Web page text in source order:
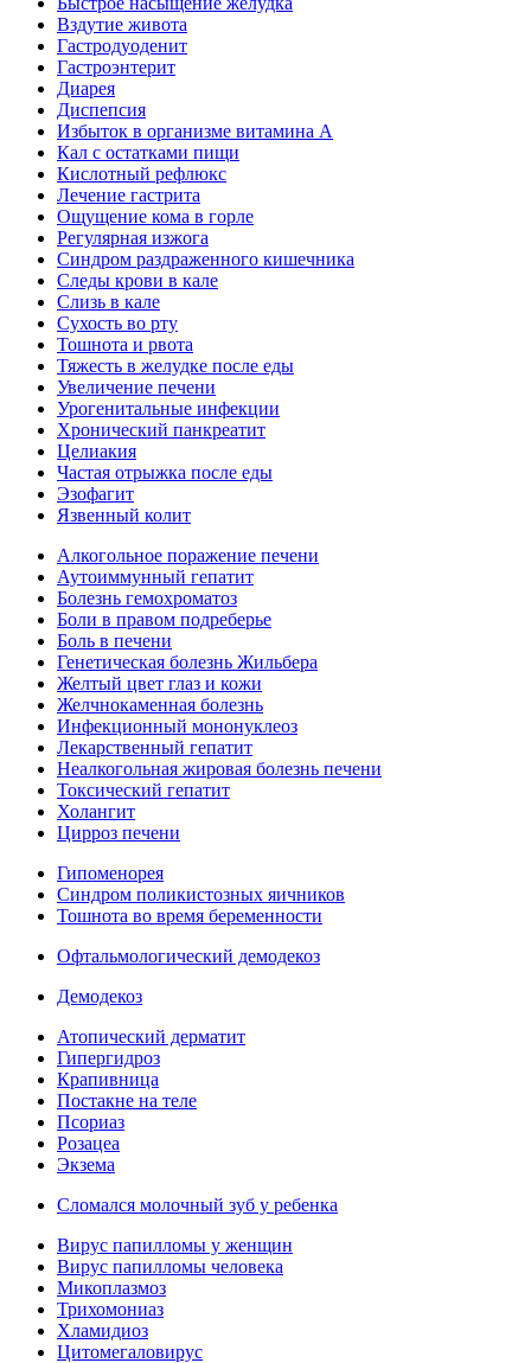
Вздутие живота
Гастродуоденит
Гастроэнтерит
Диарея
Диспепсия
Избыток в организме витамина А
Кал с остатками пищи
Кислотный рефлюкс
Лечение гастрита
Ощущение кома в горле
Регулярная изжога
Синдром раздраженного кишечника
Следы крови в кале
Слизь в кале
Сухость во рту
Тошнота и рвота
Тяжесть в желудке после еды
Увеличение печени
Урогенитальные инфекции
Хронический панкреатит
Целиакия
Частая отрыжка после еды
Эзофагит
Язвенный колит
Алкогольное поражение печени
Аутоиммунный гепатит
Болезнь гемохроматоз
Боли в правом подреберье
Боль в печени
Генетическая болезнь Жильбера
Желтый цвет глаз и кожи
Желчнокаменная болезнь
Инфекционный мононуклеоз
Лекарственный гепатит
Неалкогольная жировая болезнь печени
Токсический гепатит
Холангит
Цирроз печени
Гипоменорея
Синдром поликистозных яичников
Тошнота во время беременности
Офтальмологический демодекоз
Демодекоз
Атопический дерматит
Гипергидроз
Крапивница
Постакне на теле
Псориаз
Розацеа
Экзема
Сломался молочный зуб у ребенка
Вирус папилломы у женщин
Вирус папилломы человека
Микоплазмоз
Трихомониаз
Хламидиоз
Цитомегаловирус